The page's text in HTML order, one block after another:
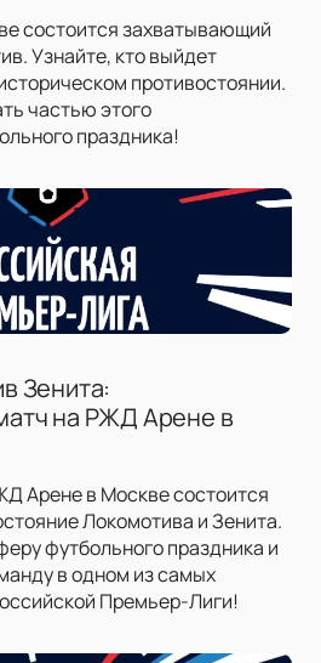
состоится захватывающий
Узнайте, кто выйдет
противостоянии.
частью этого
праздника!
Зенита:
на РЖД Арене в
Арене в Москве состоится
Локомотива и Зенита.
футбольного праздника и
в одном из самых
Премьер-Лиги!